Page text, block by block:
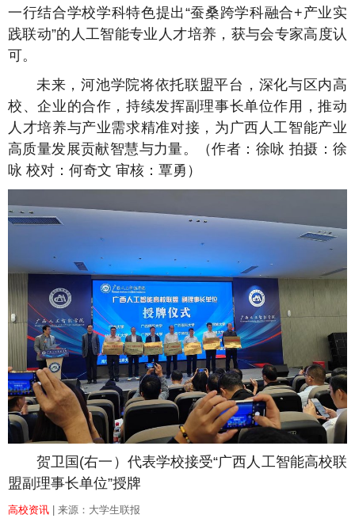
一行结合学校学科特色提出“蚕桑跨学科融合+产业实
践联动”的人工智能专业人才培养，获与会专家高度认
可。
未来，河池学院将依托联盟平台，深化与区内高
校、企业的合作，持续发挥副理事长单位作用，推动
人才培养与产业需求精准对接，为广西人工智能产业
高质量发展贡献智慧与力量。（作者：徐咏 拍摄：徐
咏 校对：何奇文 审核：覃勇）
贺卫国(右一）代表学校接受“广西人工智能高校联
盟副理事长单位”授牌
高校资讯 | 来源：大学生联报